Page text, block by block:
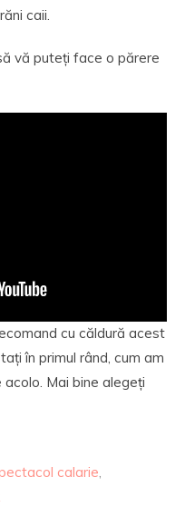
caii.
vă puteți face o părere
cu căldură acest
în primul rând, cum am
Mai bine alegeți
calarie,